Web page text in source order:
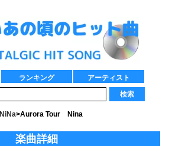
ランキング
アーティスト
検索
NiNa>Aurora Tour Nina
楽曲詳細